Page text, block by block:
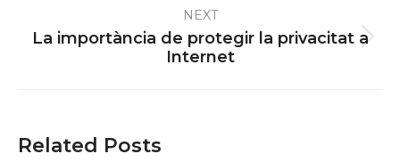
NEXT
Next
post:
La importància de protegir la privacitat a
Internet
Related Posts